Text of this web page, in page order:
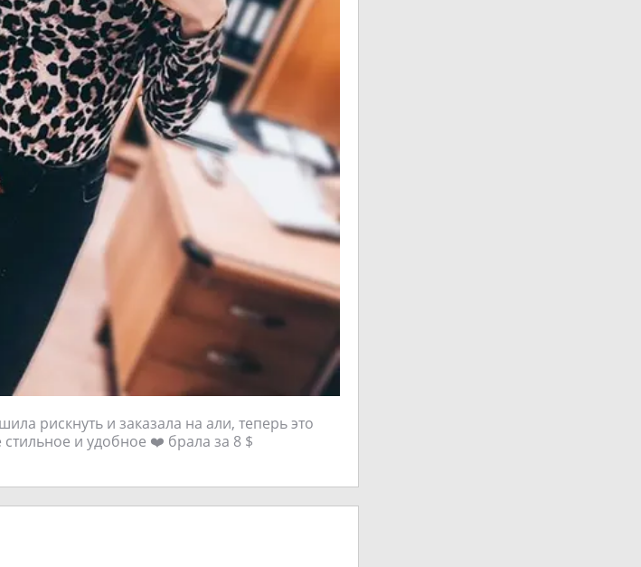
рискнуть и заказала на али, теперь это
и удобное ❤️ брала за 8 $